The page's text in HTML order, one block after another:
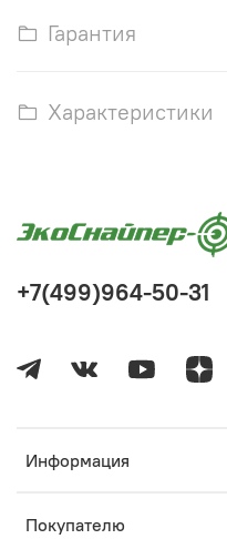
Гарантия
Характеристики
Информация
Покупателю
+7(499)964-50-31